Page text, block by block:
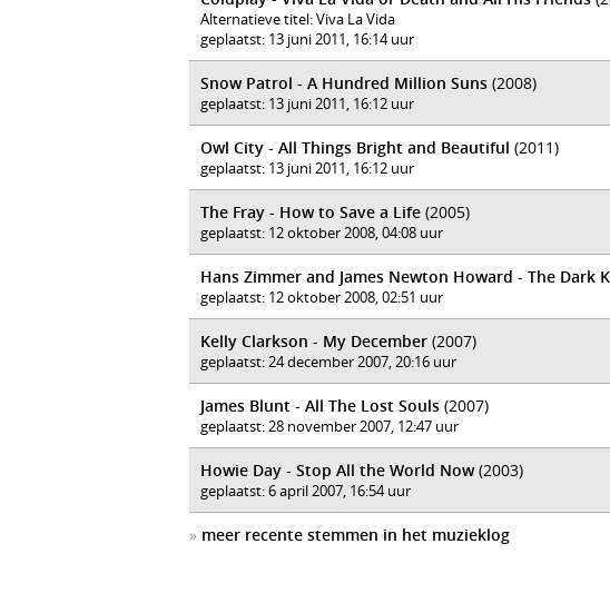
Alternatieve titel: Viva La Vida
geplaatst: 13 juni 2011, 16:14 uur
Snow Patrol - A Hundred Million Suns (2008)
geplaatst: 13 juni 2011, 16:12 uur
Owl City - All Things Bright and Beautiful (2011)
geplaatst: 13 juni 2011, 16:12 uur
The Fray - How to Save a Life (2005)
geplaatst: 12 oktober 2008, 04:08 uur
Hans Zimmer and James Newton Howard - The Dark
geplaatst: 12 oktober 2008, 02:51 uur
Kelly Clarkson - My December (2007)
geplaatst: 24 december 2007, 20:16 uur
James Blunt - All The Lost Souls (2007)
geplaatst: 28 november 2007, 12:47 uur
Howie Day - Stop All the World Now(2003)
geplaatst: 6 april 2007, 16:54 uur
» meer recente stemmen in het muzieklog